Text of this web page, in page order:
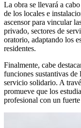
La obra se llevará a
de los locales e
ascensor para vincular
privado, sectores de
oratorio, adaptando los
residentes.
Finalmente, cabe
funciones sustantivas
servicio solidario. A
promueve que los
profesional con un